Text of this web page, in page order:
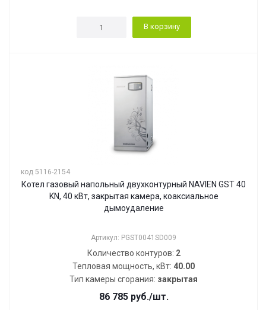
В корзину
код 5116-2154
Котел газовый напольный двухконтурный NAVIEN GST 40
KN, 40 кВт, закрытая камера, коаксиальное
дымоудаление
Артикул: PGST0041SD009
Количество контуров: 2
Тепловая мощность, кВт: 40.00
Тип камеры сгорания: закрытая
86 785руб./шт.